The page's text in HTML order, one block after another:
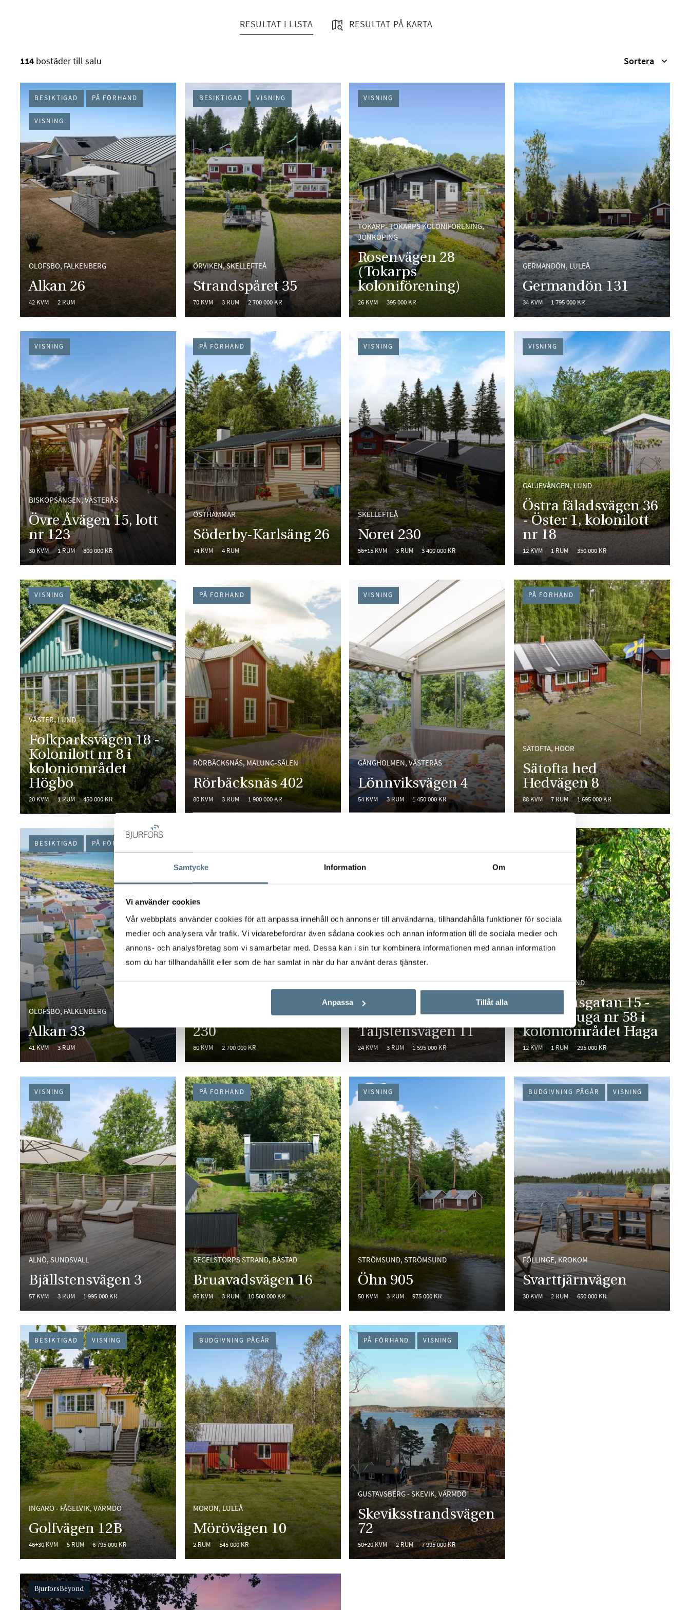
Samtycke Information Om
Vi använder cookies
Vår webbplats använder cookies för att anpassa innehåll och annonser till användarna, tillhandahålla funktioner för sociala
medier och analysera vår trafik. Vi vidarebefordrar även sådana cookies och annan information till de sociala medier och
annons- och analysföretag som vi samarbetar med. Dessa kan i sin tur kombinera informationen med annan information
som du har tillhandahållit eller som de har samlat in när du har använt deras tjänster.
Anpassa Tillåt alla
RESULTAT I LISTA RESULTAT PÅ KARTA
114 bostäder till salu Sortera
OLOFSBO, FALKENBERG
Alkan 26
42 KVM 2 RUM
BESIKTIGAD PÅ FÖRHAND
VISNING
ÖRVIKEN, SKELLEFTEÅ
Strandspåret 35
70 KVM 3 RUM 2 700 000 KR
BESIKTIGAD VISNING
TOKARP- TOKARPS KOLONIFÖRENING,
JÖNKÖPING
Rosenvägen 28
(Tokarps
koloniförening)
26 KVM 395 000 KR
VISNING
GERMANDÖN, LULEÅ
Germandön 131
34 KVM 1 795 000 KR
BISKOPSÄNGEN, VÄSTERÅS
Övre Åvägen 15, lott
nr 123
30 KVM 1 RUM 800 000 KR
VISNING
ÖSTHAMMAR
Söderby-Karlsäng 26
74 KVM 4 RUM
PÅ FÖRHAND
SKELLEFTEÅ
Noret 230
56+15 KVM 3 RUM 3 400 000 KR
VISNING
GALJEVÅNGEN, LUND
Östra fäladsvägen 36
- Öster 1, kolonilott
nr 18
12 KVM 1 RUM 350 000 KR
VISNING
VÄSTER, LUND
Folkparksvägen 18 -
Kolonilott nr 8 i
koloniområdet
Högbo
20 KVM 1 RUM 450 000 KR
VISNING
RÖRBÄCKSNÄS, MALUNG-SÄLEN
Rörbäcksnäs 402
80 KVM 3 RUM 1 900 000 KR
PÅ FÖRHAND
GÅNGHOLMEN, VÄSTERÅS
Lönnviksvägen 4
54 KVM 3 RUM 1 450 000 KR
VISNING
SÄTOFTA, HÖÖR
Sätofta hed
Hedvägen 8
88 KVM 7 RUM 1 695 000 KR
PÅ FÖRHAND
OLOFSBO, FALKENBERG
Alkan 33
41 KVM 3 RUM
BESIKTIGAD PÅ FÖRHAND
Oxhällan 229 och
230
80 KVM 2 700 000 KR
Täljstensvägen 11
24 KVM 3 RUM 1 595 000 KR
JUTAHUSEN, LUND
Rådmansgatan 15 -
kolonistuga nr 58 i
koloniområdet Haga
12 KVM 1 RUM 295 000 KR
ALNÖ, SUNDSVALL
Bjällstensvägen 3
57 KVM 3 RUM 1 995 000 KR
VISNING
SEGELSTORPS STRAND, BÅSTAD
Bruavadsvägen 16
86 KVM 3 RUM 10 500 000 KR
PÅ FÖRHAND
STRÖMSUND, STRÖMSUND
Öhn 905
50 KVM 3 RUM 975 000 KR
VISNING
FÖLLINGE, KROKOM
Svarttjärnvägen
30 KVM 2 RUM 650 000 KR
BUDGIVNING PÅGÅR VISNING
INGARÖ - FÅGELVIK, VÄRMDÖ
Golfvägen 12B
46+30 KVM 5 RUM 6 795 000 KR
BESIKTIGAD VISNING
MÖRÖN, LULEÅ
Mörövägen 10
2 RUM 545 000 KR
BUDGIVNING PÅGÅR
GUSTAVSBERG - SKEVIK, VÄRMDÖ
Skeviksstrandsvägen
72
50+20 KVM 2 RUM 7 995 000 KR
PÅ FÖRHAND VISNING
BjurforsBeyond